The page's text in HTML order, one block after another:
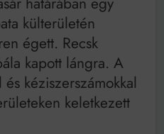
külterületén
égett. Recsk
kapott lángra. A
kéziszerszámokkal
keletkezett